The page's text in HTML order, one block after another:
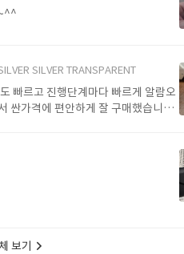
SILVER TRANSPARENT
빠르고 진행단계마다 빠르게 알람오
싼가격에 편안하게 잘 구매했습니다.
보기